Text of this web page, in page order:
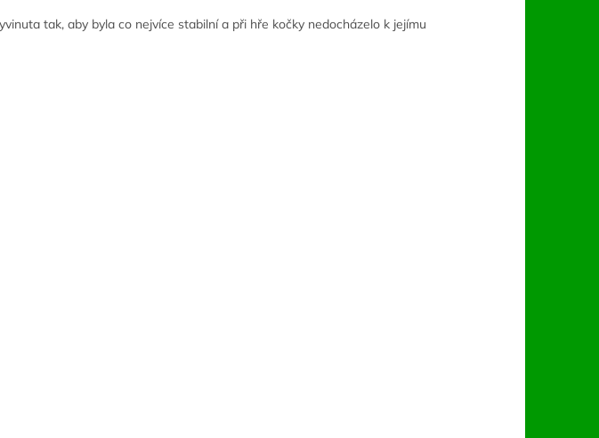
tak, aby byla co nejvíce stabilní a při hře kočky nedocházelo k jejímu